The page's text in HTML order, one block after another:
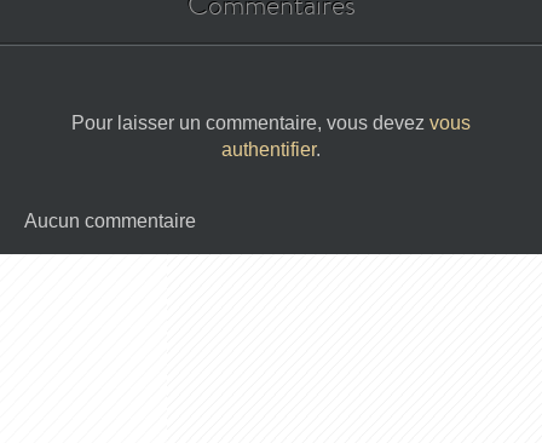
Pour laisser un commentaire, vous devez vous
authentifier.
Aucun commentaire